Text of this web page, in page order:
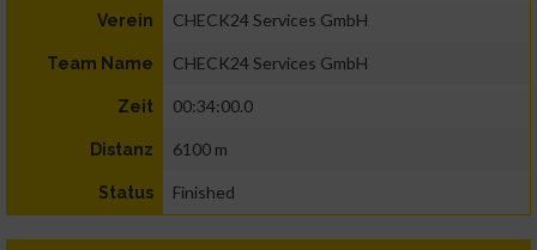
Verein CHECK24 Services GmbH
Team Name CHECK24 Services GmbH
Zeit 00:34:00.0
Distanz 6100 m
Status Finished